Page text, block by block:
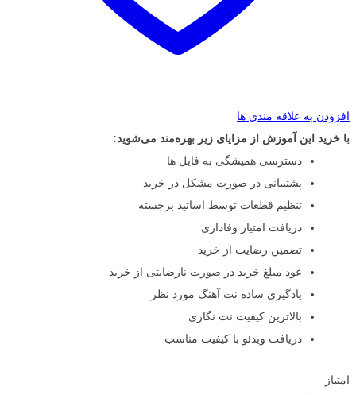
افزودن به علاقه مندی ها
با خرید این آموزش از مزایای زیر بهره‌مند می‌شوید:
دسترسی همیشگی به فایل ها
پشتیبانی در صورت مشکل در خرید
تنظیم قطعات توسط اساتید برجسته
دریافت امتیاز وفاداری
تضمین رضایت از خرید
عود مبلغ خرید در صورت نارضایتی از خرید
یادگیری ساده نت آهنگ مورد نظر
بالاترین کیفیت نت نگاری
دریافت ویدئو با کیفیت مناسب
امتیاز